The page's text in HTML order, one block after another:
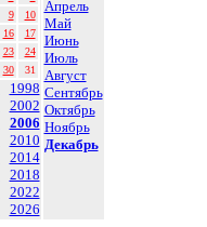
9
10
16
17
23
24
30 31
1998
2002
2006
2010
2014
2018
2022
2026
Апрель
Май
Июнь
Июль
Август
Сентябрь
Октябрь
Ноябрь
Декабрь